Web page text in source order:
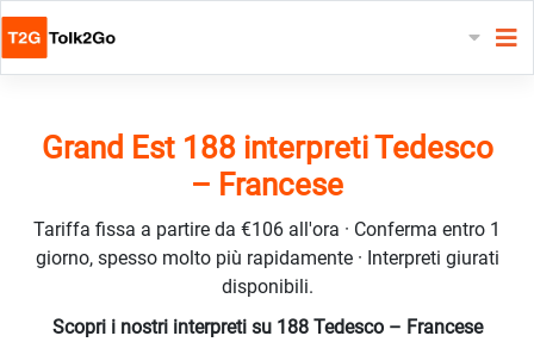
Grand Est 188 interpreti Tedesco
– Francese
Tariffa fissa a partire da €106 all'ora · Conferma entro 1
giorno, spesso molto più rapidamente · Interpreti giurati
disponibili.
Scopri i nostri interpreti su 188 Tedesco – Francese